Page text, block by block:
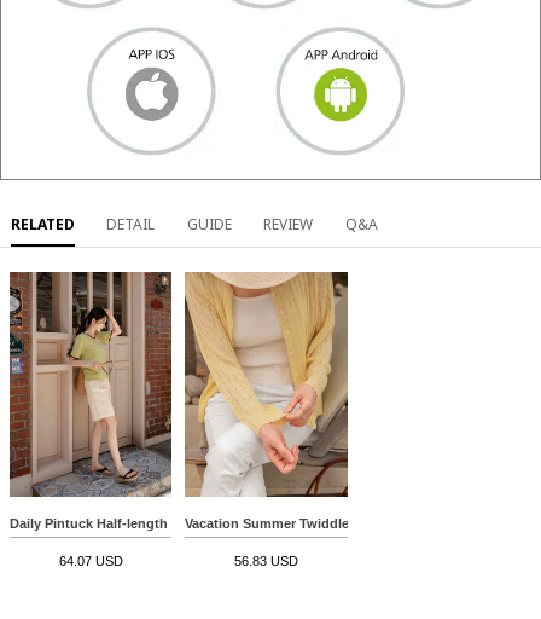
RELATED DETAIL GUIDE REVIEW Q&A
Daily Pintuck Half-length Shorts
64.07 USD
Vacation Summer Twiddle Cardigan
56.83 USD